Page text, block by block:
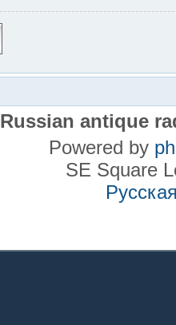
Russian antique
Powered by
SE Square